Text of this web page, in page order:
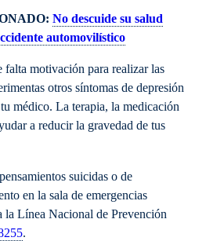
No descuide su salud
automovilístico
falta motivación para realizar las
otros síntomas de depresión
médico. La terapia, la medicación
a reducir la gravedad de tus
suicidas o de
en la sala de emergencias
la Línea Nacional de Prevención
.